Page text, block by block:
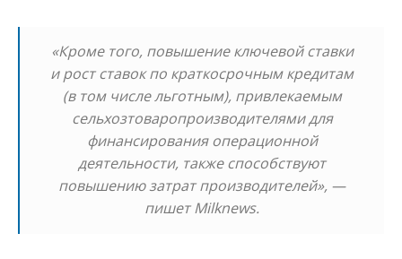
«Кроме того, повышение ключевой ставки
и рост ставок по краткосрочным кредитам
(в том числе льготным), привлекаемым
сельхозтоваропроизводителями для
финансирования операционной
деятельности, также способствуют
повышению затрат производителей», —
пишет Milknews.